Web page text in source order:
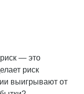
— это
риск
выигрывают от